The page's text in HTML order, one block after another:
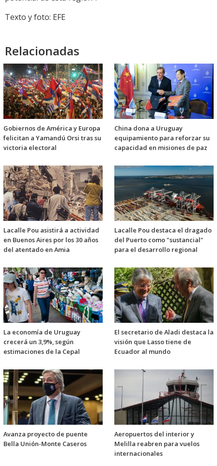
Texto y foto: EFE
Relacionadas
Gobiernos de América y Europa
felicitan a Yamandú Orsi tras su
victoria electoral
China dona a Uruguay
equipamiento para reforzar su
capacidad en misiones de paz
Lacalle Pou asistirá a actividad
en Buenos Aires por los 30 años
del atentado en Amia
Lacalle Pou destaca el dragado
del Puerto como "sustancial"
para el desarrollo regional
La economía de Uruguay
crecerá un 3,9%, según
estimaciones de la Cepal
El secretario de Aladi destaca la
visión que Lasso tiene de
Ecuador al mundo
Avanza proyecto de puente
Bella Unión-Monte Caseros
Aeropuertos del interior y
Melilla reabren para vuelos
internacionales